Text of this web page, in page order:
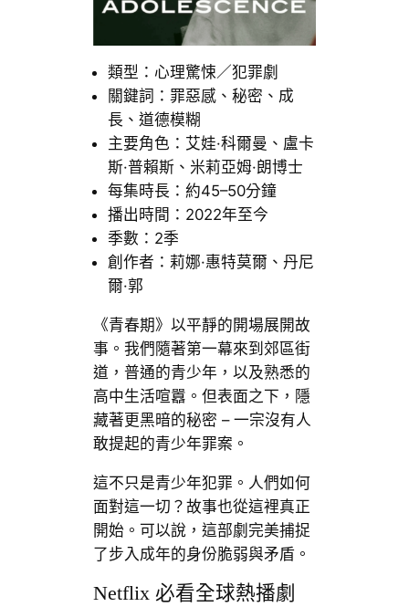
類型：心理驚悚／犯罪劇
關鍵詞：罪惡感、秘密、成
長、道德模糊
主要角色：艾娃·科爾曼、盧卡
斯·普賴斯、米莉亞姆·朗博士
每集時長：約45–50分鐘
播出時間：2022年至今
季數：2季
創作者：莉娜·惠特莫爾、丹尼
爾·郭
《青春期》以平靜的開場展開故
事。我們隨著第一幕來到郊區街
道，普通的青少年，以及熟悉的
高中生活喧囂。但表面之下，隱
藏著更黑暗的秘密 – 一宗沒有人
敢提起的青少年罪案。
這不只是青少年犯罪。人們如何
面對這一切？故事也從這裡真正
開始。可以說，這部劇完美捕捉
了步入成年的身份脆弱與矛盾。
Netflix 必看全球熱播劇